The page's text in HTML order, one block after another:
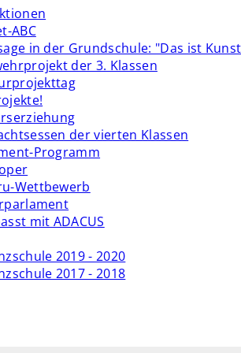
ABC
in der Grundschule: "Das ist
der 3. Klassen
der vierten Klassen
Programm
Wettbewerb
mit ADACUS
2019 - 2020
2017 - 2018